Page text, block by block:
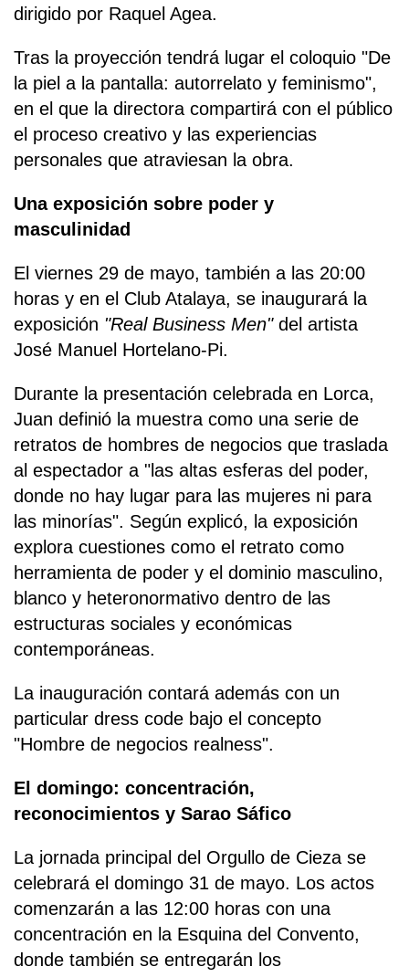
dirigido por Raquel Agea.
Tras la proyección tendrá lugar el coloquio "De
la piel a la pantalla: autorrelato y feminismo",
en el que la directora compartirá con el público
el proceso creativo y las experiencias
personales que atraviesan la obra.
Una exposición sobre poder y
masculinidad
El viernes 29 de mayo, también a las 20:00
horas y en el Club Atalaya, se inaugurará la
exposición "Real Business Men"del artista
José Manuel Hortelano-Pi.
Durante la presentación celebrada en Lorca,
Juan definió la muestra como una serie de
retratos de hombres de negocios que traslada
al espectador a "las altas esferas del poder,
donde no hay lugar para las mujeres ni para
las minorías". Según explicó, la exposición
explora cuestiones como el retrato como
herramienta de poder y el dominio masculino,
blanco y heteronormativo dentro de las
estructuras sociales y económicas
contemporáneas.
La inauguración contará además con un
particular dress code bajo el concepto
"Hombre de negocios realness".
El domingo: concentración,
reconocimientos y Sarao Sáfico
La jornada principal del Orgullo de Cieza se
celebrará el domingo 31 de mayo. Los actos
comenzarán a las 12:00 horas con una
concentración en la Esquina del Convento,
donde también se entregarán los